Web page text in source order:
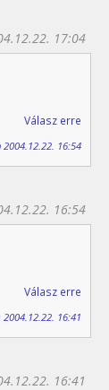
17:04
Válasz erre
2004.12.22. 16:54
16:54
Válasz erre
16:41
16:41